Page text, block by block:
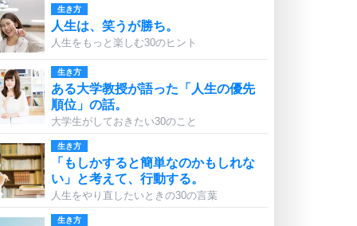
生き方
人生は、笑うが勝ち。
人生をもっと楽しむ30のヒント
生き方
ある大学教授が語った「人生の優先
順位」の話。
大学生がしておきたい30のこと
生き方
「もしかすると簡単なのかもしれな
い」と考えて、行動する。
人生をやり直したいときの30の言葉
生き方